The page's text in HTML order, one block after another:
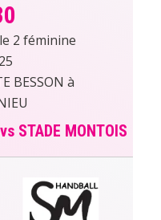
2 féminine
BESSON à
STADE MONTOIS